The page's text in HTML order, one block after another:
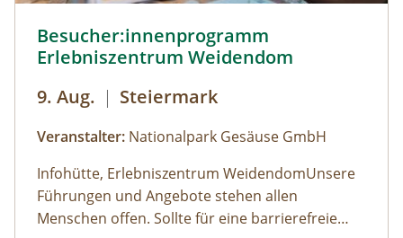
Besucher:innenprogramm
Erlebniszentrum Weidendom
9. Aug. | Steiermark
Veranstalter: Nationalpark Gesäuse GmbH
Infohütte, Erlebniszentrum WeidendomUnsere
Führungen und Angebote stehen allen
Menschen offen. Sollte für eine barrierefreie